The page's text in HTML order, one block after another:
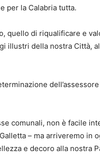
per la Calabria tutta.
quello di riqualificare e
illustri della nostra Città,
comunali, non è facile
– ma arriveremo in
e decoro alla nostra